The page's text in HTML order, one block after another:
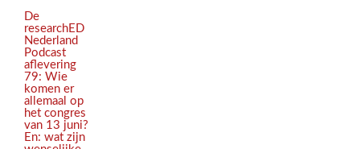
De
researchED
Nederland
Podcast
aflevering
79: Wie
komen er
allemaal op
het congres
van 13 juni?
En: wat zijn